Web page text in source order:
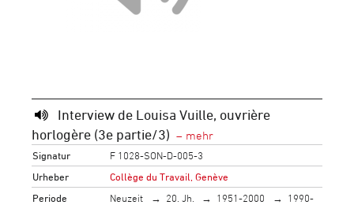
Interview de Louisa Vuille, ouvrière
horlogère (3e partie/3)
Signatur
F 1028-SON-D-005-3
Urheber
Collège du Travail, Genève
Periode
Neuzeit 20. Jh. 1951-2000
1990-